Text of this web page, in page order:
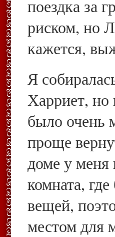
поездка за
риском, но
кажется,
Я
Харриет, но
было очень
проще
доме у меня
комната,
вещей,
местом для